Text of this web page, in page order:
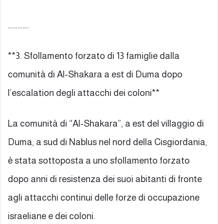
………….
**3. Sfollamento forzato di 13 famiglie dalla
comunità di Al-Shakara a est di Duma dopo
l’escalation degli attacchi dei coloni**
La comunità di “Al-Shakara”, a est del villaggio di
Duma, a sud di Nablus nel nord della Cisgiordania,
è stata sottoposta a uno sfollamento forzato
dopo anni di resistenza dei suoi abitanti di fronte
agli attacchi continui delle forze di occupazione
israeliane e dei coloni.